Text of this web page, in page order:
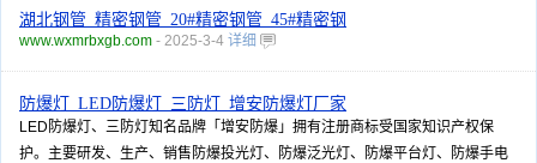
湖北钢管_精密钢管_20#精密钢管_45#精密钢
www.wxmrbxgb.com - 2025-3-4 详细
防爆灯_LED防爆灯_三防灯_增安防爆灯厂家
LED防爆灯、三防灯知名品牌「增安防爆」拥有注册商标受国家知识产权保
护。主要研发、生产、销售防爆投光灯、防爆泛光灯、防爆平台灯、防爆手电